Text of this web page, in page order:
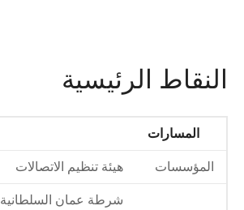
النقاط الرئيسية
المسارات
المؤسسات هيئة تنظيم الاتصالات
شرطة عمان السلطانية